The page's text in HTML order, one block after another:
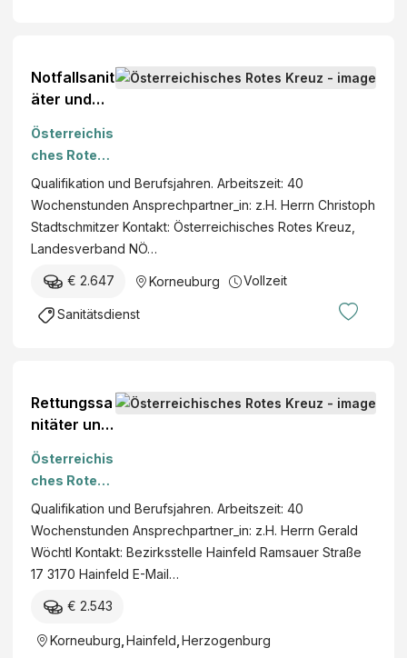
Notfallsanit
äter und
satzfahrer
(m/w/x),
VZ,
Korneubur
g
Österreichis
ches Rotes
Kreuz
Qualifikation und Berufsjahren. Arbeitszeit: 40
Wochenstunden Ansprechpartner_in: z.H. Herrn Christoph
Stadtschmitzer Kontakt: Österreichisches Rotes Kreuz,
Landesverband NÖ…
€ 2.647 Korneuburg Vollzeit
Sanitätsdienst
Rettungssa
nitäter und
Sanitätsein
satzfahrer
(m/w/x),
VZ,
Hainfeld
Österreichis
ches Rotes
Kreuz
Qualifikation und Berufsjahren. Arbeitszeit: 40
Wochenstunden Ansprechpartner_in: z.H. Herrn Gerald
Wöchtl Kontakt: Bezirksstelle Hainfeld Ramsauer Straße
17 3170 Hainfeld E-Mail…
€ 2.543
Korneuburg, Hainfeld, Herzogenburg